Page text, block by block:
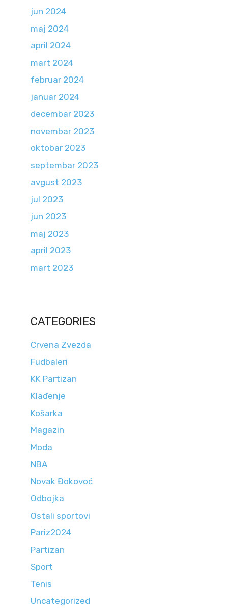
jun 2024
maj 2024
april 2024
mart 2024
februar 2024
januar 2024
decembar 2023
novembar 2023
oktobar 2023
septembar 2023
avgust 2023
jul 2023
jun 2023
maj 2023
april 2023
mart 2023
CATEGORIES
Crvena Zvezda
Fudbaleri
KK Partizan
Klađenje
Košarka
Magazin
Moda
NBA
Novak Đokovoć
Odbojka
Ostali sportovi
Pariz2024
Partizan
Sport
Tenis
Uncategorized